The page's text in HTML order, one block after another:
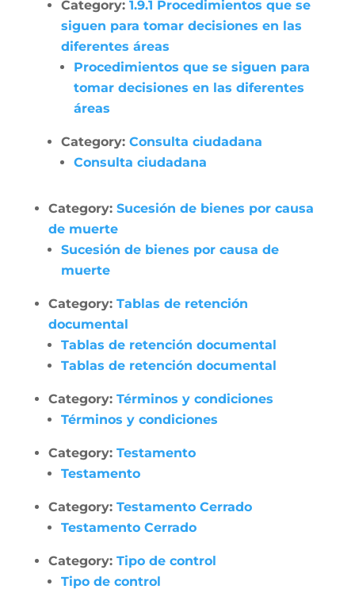
Category: 1.9.1 Procedimientos que se
siguen para tomar decisiones en las
diferentes áreas
Procedimientos que se siguen para
tomar decisiones en las diferentes
áreas
Category: Consulta ciudadana
Consulta ciudadana
Category: Sucesión de bienes por causa
de muerte
Sucesión de bienes por causa de
muerte
Category: Tablas de retención
documental
Tablas de retención documental
Tablas de retención documental
Category: Términos y condiciones
Términos y condiciones
Category: Testamento
Testamento
Category: Testamento Cerrado
Testamento Cerrado
Category: Tipo de control
Tipo de control